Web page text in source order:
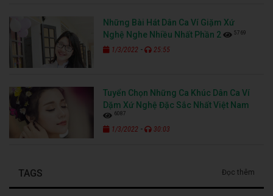
Những Bài Hát Dân Ca Ví Giặm Xứ
Nghệ Nghe Nhiều Nhất Phần 2
5769
1/3/2022 - 25:55
Tuyển Chọn Những Ca Khúc Dân Ca Ví
Dặm Xứ Nghệ Đặc Sắc Nhất Việt Nam
6087
1/3/2022 - 30:03
TAGS Đọc thêm